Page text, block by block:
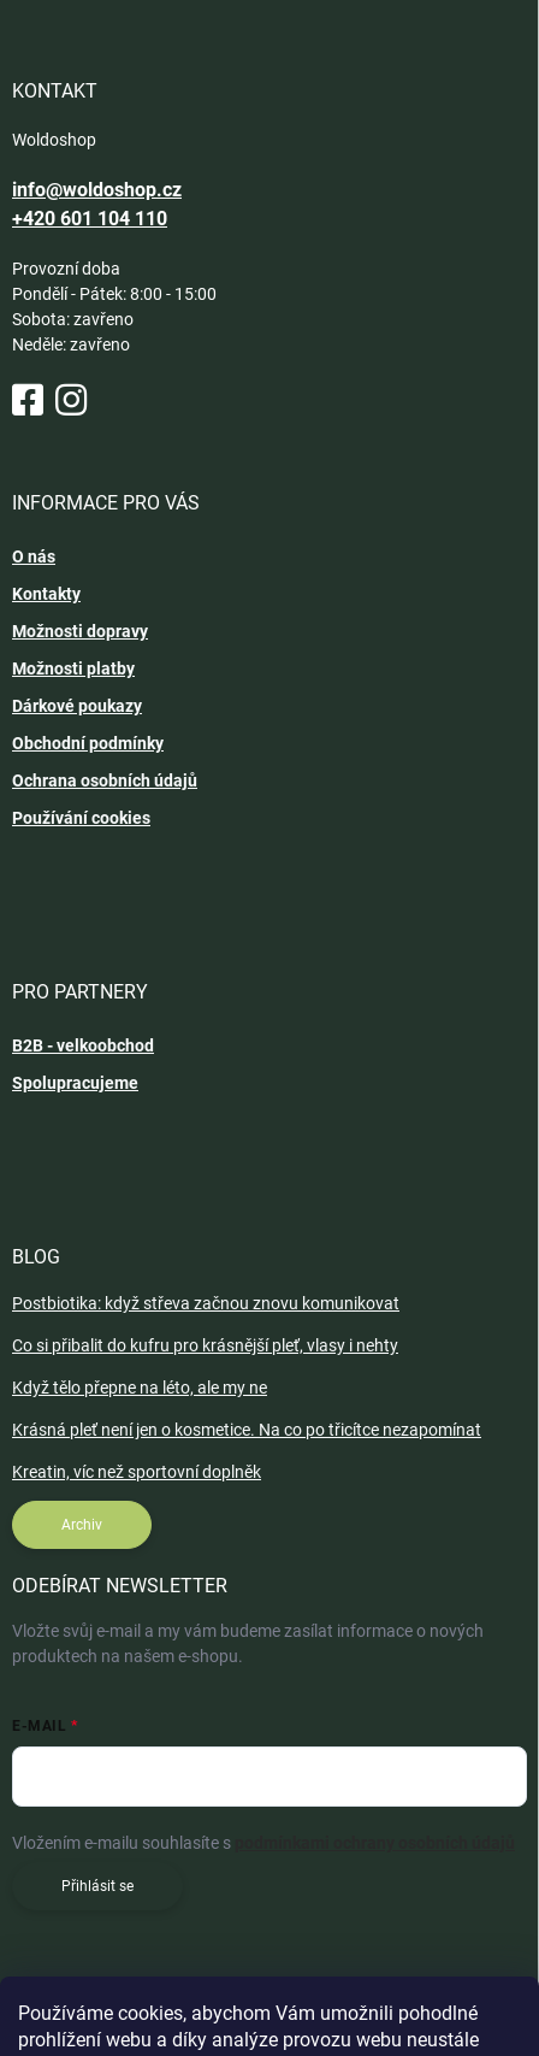
Používáme cookies, abychom Vám umožnili pohodlné
prohlížení webu a díky analýze provozu webu neustále
KONTAKT
Woldoshop
info@woldoshop.cz
+420 601 104 110
Provozní doba
Pondělí - Pátek: 8:00 - 15:00
Sobota: zavřeno
Neděle: zavřeno
INFORMACE PRO VÁS
O nás
Kontakty
Možnosti dopravy
Možnosti platby
Dárkové poukazy
Obchodní podmínky
Ochrana osobních údajů
Používání cookies
PRO PARTNERY
B2B - velkoobchod
Spolupracujeme
BLOG
Postbiotika: když střeva začnou znovu komunikovat
Co si přibalit do kufru pro krásnější pleť, vlasy i nehty
Když tělo přepne na léto, ale my ne
Krásná pleť není jen o kosmetice. Na co po třicítce nezapomínat
Kreatin, víc než sportovní doplněk
Archiv
ODEBÍRAT NEWSLETTER
Vložte svůj e-mail a my vám budeme zasílat informace o nových
produktech na našem e-shopu.
E-MAIL
Vložením e-mailu souhlasíte s
Přihlásit se